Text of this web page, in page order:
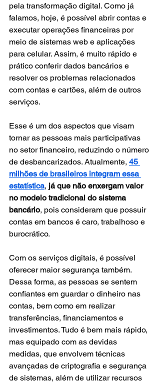
pela transformação digital. Como já
falamos, hoje, é possível abrir contas e
executar operações financeiras por
meio de sistemas web e aplicações
para celular. Assim, é muito rápido e
prático conferir dados bancários e
resolver os problemas relacionados
com contas e cartões, além de outros
serviços.
Esse é um dos aspectos que visam
tornar as pessoas mais participativas
no setor financeiro, reduzindo o número
de desbancarizados. Atualmente, 45
milhões de brasileiros integram essa
estatística, já que não enxergam valor
no modelo tradicional do sistema
bancário, pois consideram que possuir
contas em bancos é caro, trabalhoso e
burocrático.
Com os serviços digitais, é possível
oferecer maior segurança também.
Dessa forma, as pessoas se sentem
confiantes em guardar o dinheiro nas
contas, bem como em realizar
transferências, financiamentos e
investimentos. Tudo é bem mais rápido,
mas equipado com as devidas
medidas, que envolvem técnicas
avançadas de criptografia e segurança
de sistemas, além de utilizar recursos